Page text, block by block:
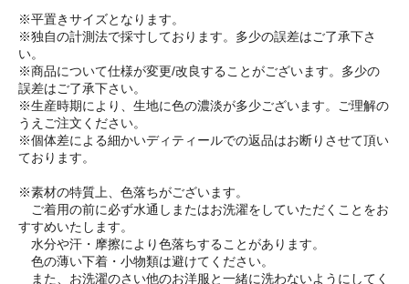
※平置きサイズとなります。
※独自の計測法で採寸しております。多少の誤差はご了承下さ
い。
※商品について仕様が変更/改良することがございます。多少の
誤差はご了承下さい。
※生産時期により、生地に色の濃淡が多少ございます。ご理解の
うえご注文ください。
※個体差による細かいディティールでの返品はお断りさせて頂い
ております。
※素材の特質上、色落ちがございます。
ご着用の前に必ず水通しまたはお洗濯をしていただくことをお
すすめいたします。
水分や汗・摩擦により色落ちすることがあります。
色の薄い下着・小物類は避けてください。
また、お洗濯のさい他のお洋服と一緒に洗わないようにしてく